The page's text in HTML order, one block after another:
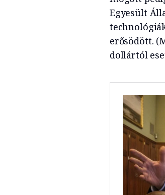
Egyesült
erősödött.
dollártól